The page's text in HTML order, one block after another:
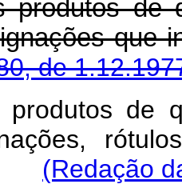
produtos de
que
de
de
(Redação